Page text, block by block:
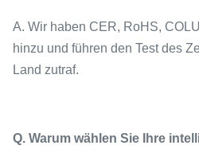
A. Wir haben CER, RoHS,
hinzu und führen den Test des
Land zutraf.
Q. Warum wählen Sie Ihre